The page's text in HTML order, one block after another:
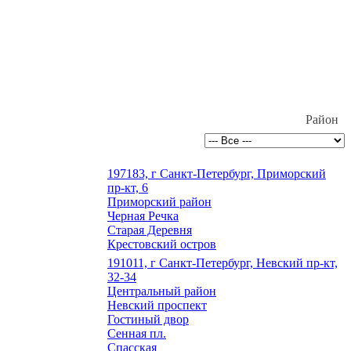
Район
197183, г Санкт-Петербург, Приморский
пр-кт, 6
Приморский район
Черная Речка
Старая Деревня
Крестовский остров
191011, г Санкт-Петербург, Невский пр-кт,
32-34
Центральный район
Невский проспект
Гостиный двор
Сенная пл.
Спасская